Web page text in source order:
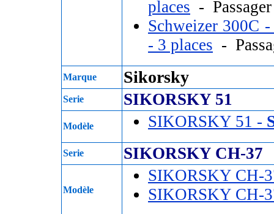
places -
Schweizer 300C
- 3 places -
Marque Sikorsky
Serie SIKORSKY 51
Modèle SIKORSKY 51 -
Serie SIKORSKY CH-37
Modèle
SIKORSKY CH-
SIKORSKY CH-